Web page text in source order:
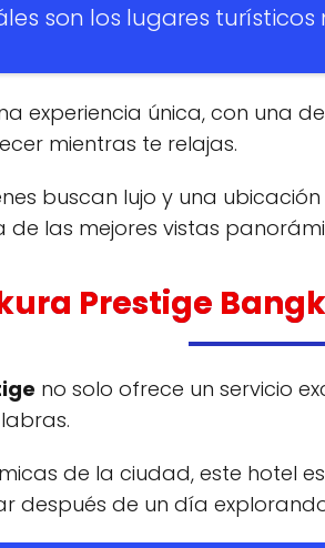
son los lugares
experiencia única, con una
mientras te relajas.
buscan lujo y una
de las mejores vistas
Prestige
no solo ofrece un servicio
de la ciudad, este hotel
después de un día